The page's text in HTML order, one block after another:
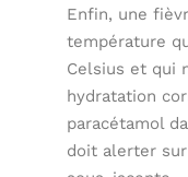
Enfin, une
température
Celsius et qui
hydratation
paracétamol
doit alerter